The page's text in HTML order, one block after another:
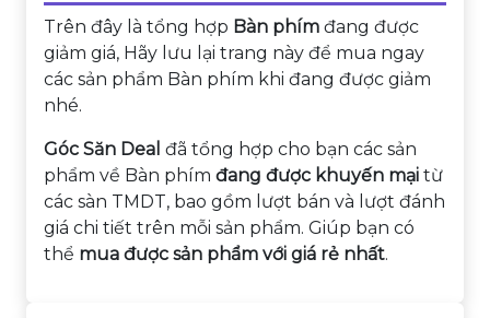
Trên đây là tổng hợp Bàn phím đang được
giảm giá, Hãy lưu lại trang này để mua ngay
các sản phẩm Bàn phím khi đang được giảm
nhé.
Góc Săn Deal đã tổng hợp cho bạn các sản
phẩm về Bàn phímđang được khuyến mại từ
các sàn TMDT, bao gồm lượt bán và lượt đánh
giá chi tiết trên mỗi sản phẩm. Giúp bạn có
thể mua được sản phẩm với giá rẻ nhất.